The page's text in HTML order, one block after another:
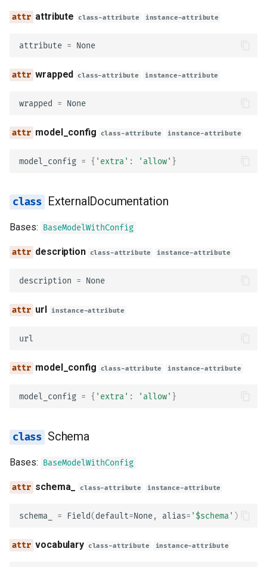
contentEncoding
contentMediaType
contentSchema
title
description
default
deprecated
readOnly
writeOnly
examples
discriminator
externalDocs
example
model_config
Example
summary
description
value
attribute class-attribute instance-attribute
attribute = None
wrapped class-attribute instance-attribute
wrapped = None
model_config class-attribute instance-attribute
model_config = { 'extra' : 'allow' }
ExternalDocumentation
Bases: BaseModelWithConfig
description class-attribute instance-attribute
description = None
url instance-attribute
url
model_config class-attribute instance-attribute
model_config = { 'extra' : 'allow' }
Schema
Bases: BaseModelWithConfig
schema_ class-attribute instance-attribute
schema_ = Field(default=None, alias= '$schema' )
vocabulary class-attribute instance-attribute